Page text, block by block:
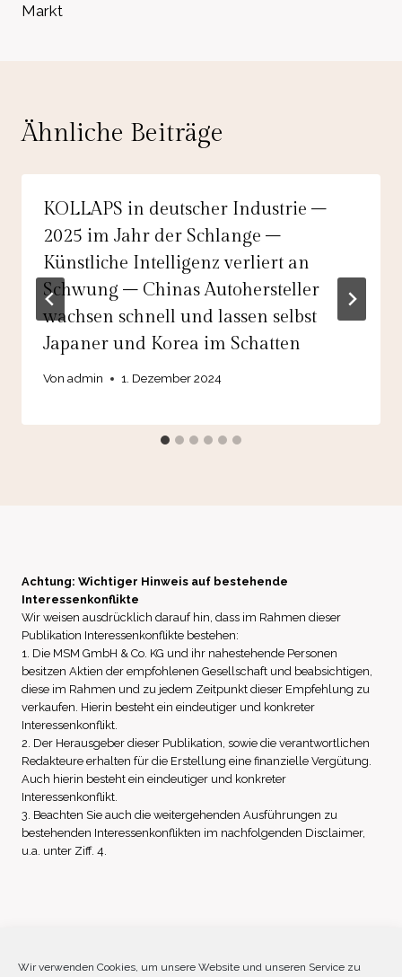
Wir verwenden Cookies, um unsere Website und unseren Service zu
Markt
Ähnliche Beiträge
KOLLAPS in deutscher Industrie –
2025 im Jahr der Schlange –
Künstliche Intelligenz verliert an
Schwung – Chinas Autohersteller
wachsen schnell und lassen selbst
Japaner und Korea im Schatten
Von admin 1. Dezember 2024
Achtung: Wichtiger Hinweis auf bestehende
Interessenkonflikte
Wir weisen ausdrücklich darauf hin, dass im Rahmen dieser
Publikation Interessenkonflikte bestehen:
1. Die MSM GmbH & Co. KG und ihr nahestehende Personen
besitzen Aktien der empfohlenen Gesellschaft und beabsichtigen,
diese im Rahmen und zu jedem Zeitpunkt dieser Empfehlung zu
verkaufen. Hierin besteht ein eindeutiger und konkreter
Interessenkonflikt.
2. Der Herausgeber dieser Publikation, sowie die verantwortlichen
Redakteure erhalten für die Erstellung eine finanzielle Vergütung.
Auch hierin besteht ein eindeutiger und konkreter
Interessenkonflikt.
3. Beachten Sie auch die weitergehenden Ausführungen zu
bestehenden Interessenkonflikten im nachfolgenden Disclaimer,
u.a. unter Ziff. 4.
Impressum Datenschutz Disclaimer